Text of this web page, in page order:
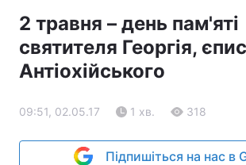
2 травня – день пам'яті
святителя Георгія,
Антіохійського
09:51, 02.05.17 1 хв. 318
Підпишіться на нас в